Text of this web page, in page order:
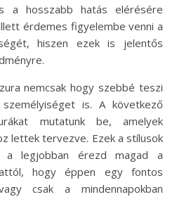
a hosszabb hatás elérésére
érdemes figyelembe venni a
hiszen ezek is jelentős
nemcsak hogy szebbé teszi
is. A következő
mutatunk be, amelyek
lettek tervezve. Ezek a stílusok
a legjobban érezd magad a
hogy éppen egy fontos
csak a mindennapokban